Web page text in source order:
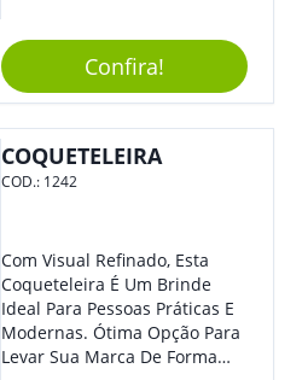
Empresa Em Eventos,
Reuniões Corporativas Ou Até
Mesmo Para Presentear
Colaboradores.
Confira!
COQUETELEIRA
COD.: 1242
Com Visual Refinado, Esta
Coqueteleira É Um Brinde
Ideal Para Pessoas Práticas E
Modernas. Ótima Opção Para
Levar Sua Marca De Forma